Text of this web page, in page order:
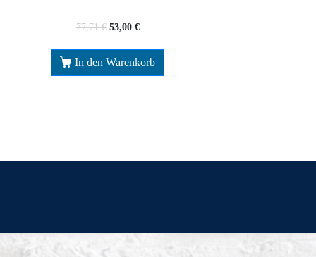
77,71€ 53,00 €
In den Warenkorb